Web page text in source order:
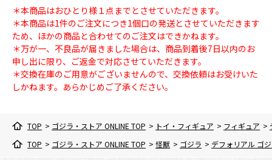
＊本商品はおひとり様１点までとさせていただきます。
＊本商品は1件のご注文につき1個口の発送とさせていただきます
ため、ほかの商品と合わせてのご注文はできかねます。
＊万が一、不良品が届きました場合は、商品到着後7日以内のお
申し出に限り、ご返金で対応させていただきます。
＊交換在庫のご用意がございませんので、交換依頼はお受けいた
しかねます。あらかじめご了承ください。
TOP > ゴジラ・ストア ONLINE TOP > トイ・フィギュア > フィギュア >
TOP > ゴジラ・ストア ONLINE TOP > 怪獣 > ゴジラ > デフォリアル ゴ